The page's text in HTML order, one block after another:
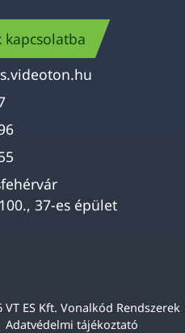
kapcsolatba
37-es épület
ES Kft. Vonalkód Rendszerek
Adatvédelmi tájékoztató